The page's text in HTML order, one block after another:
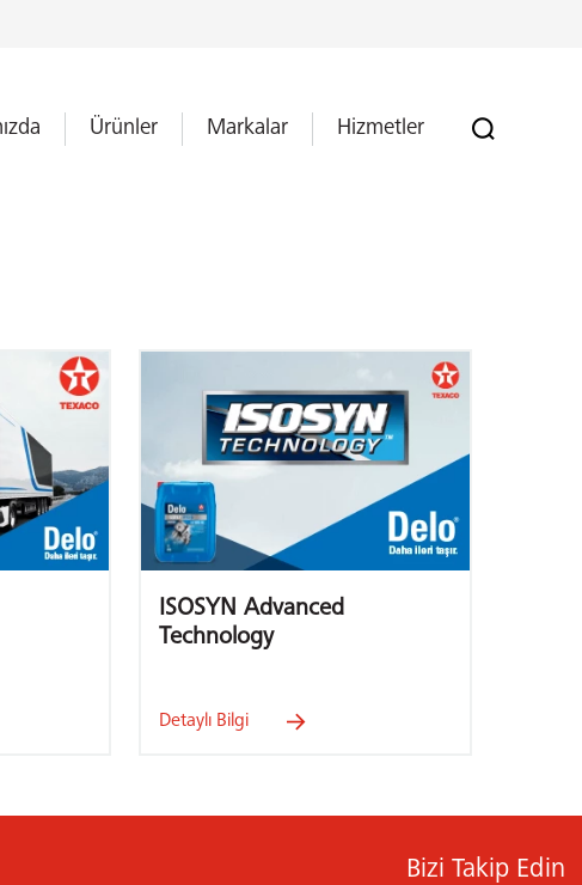
Ürünler Markalar Hizmetler
ISOSYN Advanced
Technology
Detaylı Bilgi
Bizi Takip Edin